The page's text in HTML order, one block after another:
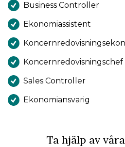
Business Controller
Ekonomiassistent
Koncernredovisningschef
Sales Controller
Ekonomiansvarig
Ta hjälp av